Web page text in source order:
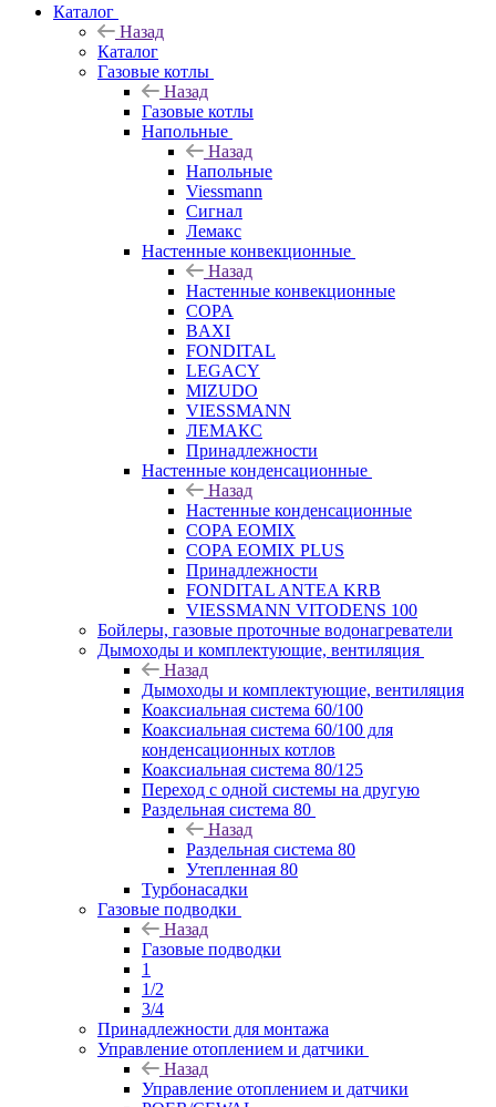
Каталог
Назад
Каталог
Газовые котлы
Назад
Газовые котлы
Напольные
Назад
Напольные
Viessmann
Сигнал
Лемакс
Настенные конвекционные
Назад
Настенные конвекционные
COPA
BAXI
FONDITAL
LEGACY
MIZUDO
VIESSMANN
ЛЕМАКС
Принадлежности
Настенные конденсационные
Назад
Настенные конденсационные
COPA EOMIX
COPA EOMIX PLUS
Принадлежности
FONDITAL ANTEA KRB
VIESSMANN VITODENS 100
Бойлеры, газовые проточные водонагреватели
Дымоходы и комплектующие, вентиляция
Назад
Дымоходы и комплектующие, вентиляция
Коаксиальная система 60/100
Коаксиальная система 60/100 для
конденсационных котлов
Коаксиальная система 80/125
Переход с одной системы на другую
Раздельная система 80
Назад
Раздельная система 80
Утепленная 80
Турбонасадки
Газовые подводки
Назад
Газовые подводки
1
1/2
3/4
Принадлежности для монтажа
Управление отоплением и датчики
Назад
Управление отоплением и датчики